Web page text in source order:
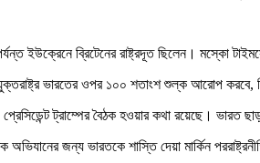
ইউক্রেনে ব্রিটেনের রাষ্ট্রদূত ছিলেন। মস্কো
যুক্তরাষ্ট্র ভারতের ওপর ১০০ শতাংশ শুল্ক আরোপ
ট্রাম্পের বৈঠক হওয়ার কথা রয়েছে। ভারত
অভিযানের জন্য ভারতকে শাস্তি দেয়া মার্কিন